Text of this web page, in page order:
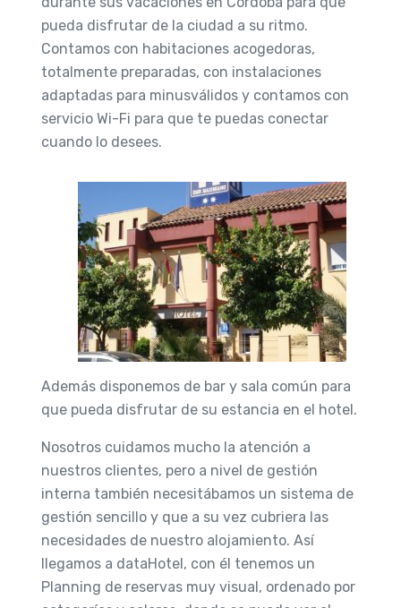
pueda disfrutar de la ciudad a su ritmo.
Contamos con habitaciones acogedoras,
totalmente preparadas, con instalaciones
adaptadas para minusválidos y contamos con
servicio Wi-Fi para que te puedas conectar
cuando lo desees.
Además disponemos de bar y sala común para
que pueda disfrutar de su estancia en el hotel.
Nosotros cuidamos mucho la atención a
nuestros clientes, pero a nivel de gestión
interna también necesitábamos un sistema de
gestión sencillo y que a su vez cubriera las
necesidades de nuestro alojamiento. Así
llegamos a dataHotel, con él tenemos un
Planning de reservas muy visual, ordenado por